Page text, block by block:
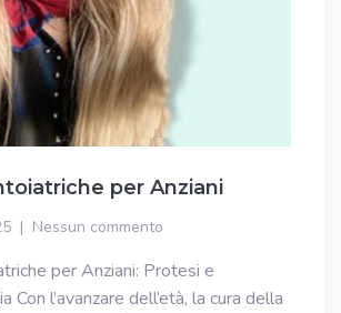
per Anziani
Nessun commento
per Anziani: Protesi e
Con l’avanzare dell’età, la cura della